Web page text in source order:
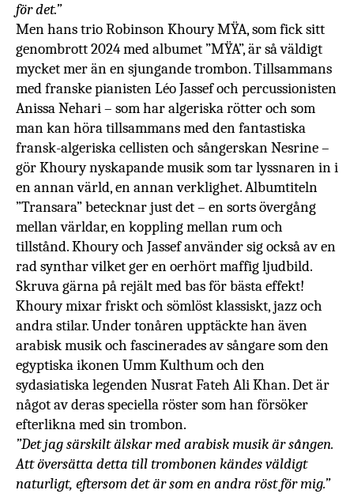
för det.”
Men hans trioRobinson Khoury MŸA, som fick sitt
genombrott 2024 med albumet ”MŸA”, är så väldigt
mycket mer än en sjungande trombon. Tillsammans
med franske pianisten Léo Jassef och percussionisten
Anissa Nehari – som har algeriska rötter och som
man kan höra tillsammans med den fantastiska
fransk-algeriska cellisten och sångerskan Nesrine –
gör Khoury nyskapande musik som tar lyssnaren in i
en annan värld, en annan verklighet. Albumtiteln
”Transara” betecknar just det – en sorts övergång
mellan världar, en koppling mellan rum och
tillstånd.Khoury och Jassef använder sig också av en
rad synthar vilket ger en oerhört maffig ljudbild.
Skruva gärna på rejält med bas för bästa effekt!
Khoury mixar friskt och sömlöst klassiskt, jazz och
andra stilar. Under tonåren upptäckte han även
arabisk musik och fascinerades av sångare som den
egyptiska ikonen Umm Kulthum och den
sydasiatiska legenden Nusrat Fateh Ali Khan. Det är
något av deras speciella röster som han försöker
efterlikna med sin trombon.
”Det jag särskilt älskar med arabisk musik är sången.
Att översätta detta till trombonen kändes väldigt
naturligt, eftersom det är som en andra röst för mig.”